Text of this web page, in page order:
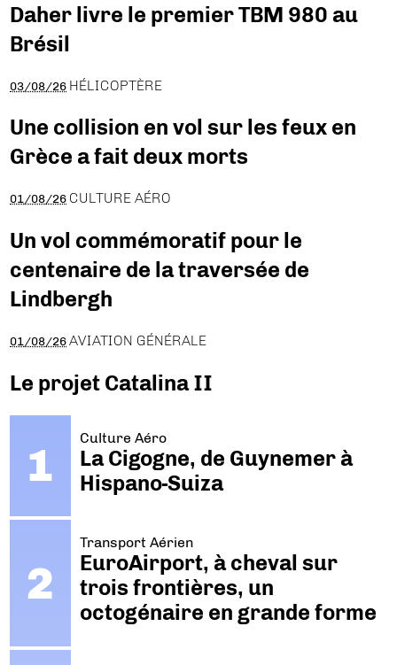
Daher livre le premier TBM 980 au
Brésil
03/08/26 HÉLICOPTÈRE
Une collision en vol sur les feux en
Grèce a fait deux morts
01/08/26 CULTURE AÉRO
Un vol commémoratif pour le
centenaire de la traversée de
Lindbergh
01/08/26 AVIATION GÉNÉRALE
Le projet Catalina II
Culture Aéro
La Cigogne, de Guynemer à
Hispano-Suiza
Transport Aérien
EuroAirport, à cheval sur
trois frontières, un
octogénaire en grande forme